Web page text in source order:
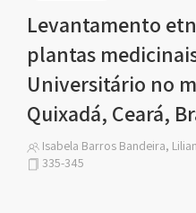
Levantamento
plantas
Universitário no
Quixadá, Ceará,
Isabela Barros Bandeira,
335-345